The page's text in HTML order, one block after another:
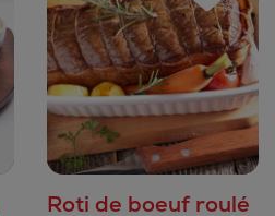
Roti de boeuf roulé